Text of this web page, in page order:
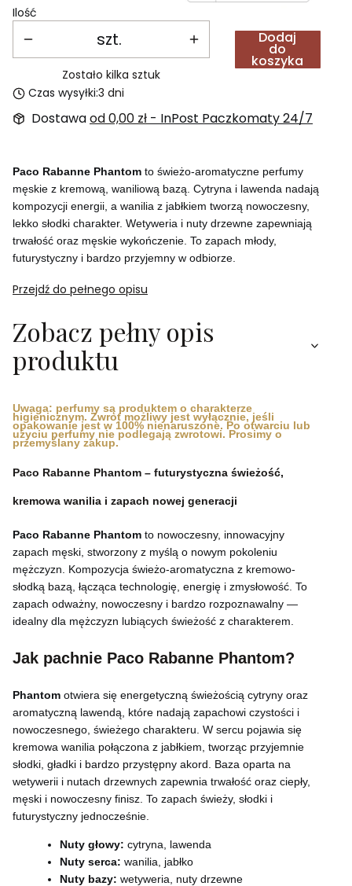
Ilość
szt.
Zostało kilka sztuk
Dodaj
do
koszyka
Czas wysyłki:3 dni
Dostawaod 0,00 zł - InPost Paczkomaty 24/7
Paco Rabanne Phantom to świeżo-aromatyczne perfumy
męskie z kremową, waniliową bazą. Cytryna i lawenda nadają
kompozycji energii, a wanilia z jabłkiem tworzą nowoczesny,
lekko słodki charakter. Wetyweria i nuty drzewne zapewniają
trwałość oraz męskie wykończenie. To zapach młody,
futurystyczny i bardzo przyjemny w odbiorze.
Przejdź do pełnego opisu
Zobacz pełny opis
produktu
Uwaga: perfumy są produktem o charakterze
higienicznym. Zwrot możliwy jest wyłącznie, jeśli
opakowanie jest w 100% nienaruszone. Po otwarciu lub
użyciu perfumy nie podlegają zwrotowi. Prosimy o
przemyślany zakup.
Paco Rabanne Phantom – futurystyczna świeżość,
kremowa wanilia i zapach nowej generacji
Paco Rabanne Phantom to nowoczesny, innowacyjny
zapach męski, stworzony z myślą o nowym pokoleniu
mężczyzn. Kompozycja świeżo-aromatyczna z kremowo-
słodką bazą, łącząca technologię, energię i zmysłowość. To
zapach odważny, nowoczesny i bardzo rozpoznawalny —
idealny dla mężczyzn lubiących świeżość z charakterem.
Jak pachnie Paco Rabanne Phantom?
Phantom otwiera się energetyczną świeżością cytryny oraz
aromatyczną lawendą, które nadają zapachowi czystości i
nowoczesnego, świeżego charakteru. W sercu pojawia się
kremowa wanilia połączona z jabłkiem, tworząc przyjemnie
słodki, gładki i bardzo przystępny akord. Baza oparta na
wetywerii i nutach drzewnych zapewnia trwałość oraz ciepły,
męski i nowoczesny finisz. To zapach świeży, słodki i
futurystyczny jednocześnie.
Nuty głowy: cytryna, lawenda
Nuty serca: wanilia, jabłko
Nuty bazy: wetyweria, nuty drzewne